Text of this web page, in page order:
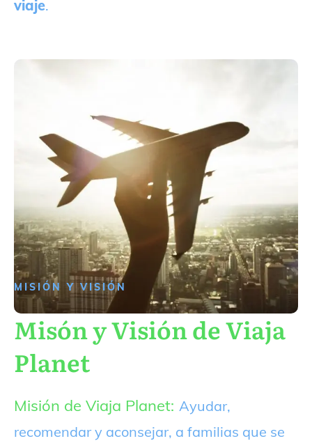
viaje.
MISIÓN Y VISIÓN
Misón y Visión de Viaja
Planet
Misión de Viaja Planet: Ayudar,
recomendar y aconsejar, a familias que se